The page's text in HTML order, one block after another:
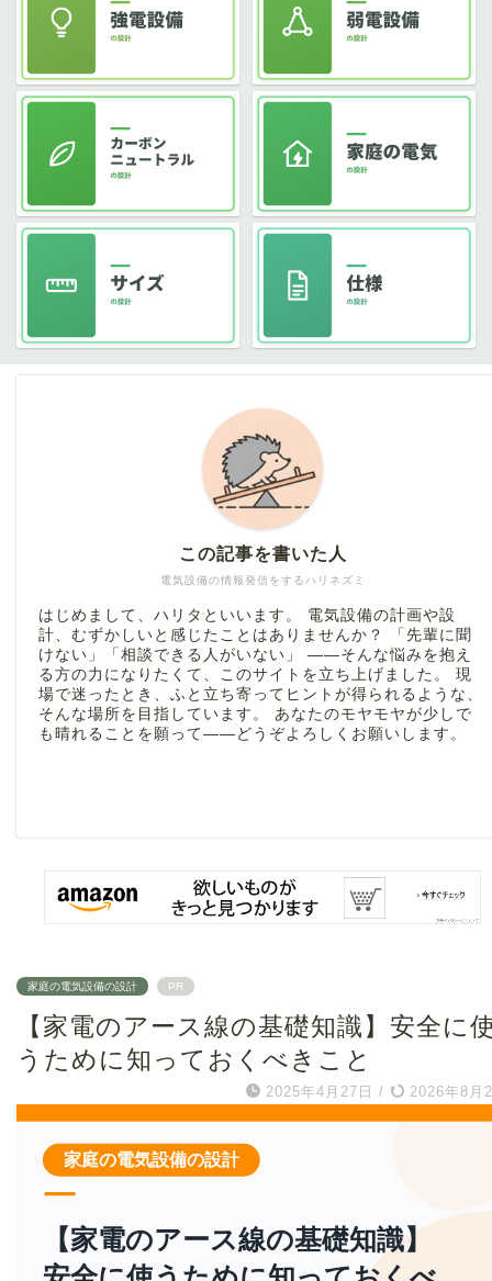
電気設備の情報発信をするハリネズミ
この記事を書いた人
はじめまして、ハリタといいます。 電気設備の計画や設
計、むずかしいと感じたことはありませんか？ 「先輩に聞
けない」「相談できる人がいない」 ――そんな悩みを抱え
る方の力になりたくて、このサイトを立ち上げました。 現
場で迷ったとき、ふと立ち寄ってヒントが得られるような、
そんな場所を目指しています。 あなたのモヤモヤが少しで
も晴れることを願って――どうぞよろしくお願いします。
家庭の電気設備の設計 PR
【家電のアース線の基礎知識】安全に
うために知っておくべきこと
2025年4月27日 / 2026年8月